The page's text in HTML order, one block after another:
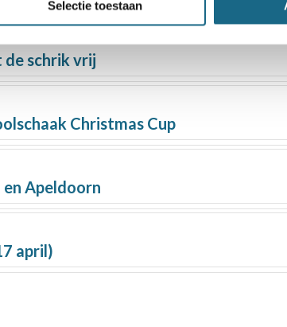
Selectie toestaan
de schrik vrij
Christmas Cup
Apeldoorn
april)